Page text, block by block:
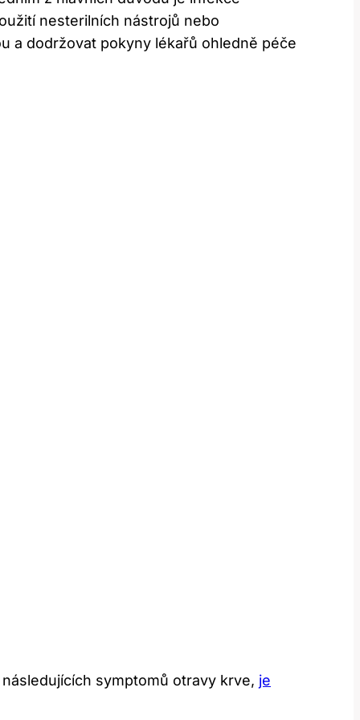
nesterilních​ nástrojů nebo
a dodržovat pokyny lékařů⁤ ohledně ‍péče
symptomů ‍otravy krve, je